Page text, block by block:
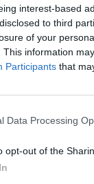
interest-based
to third
of your
This information
Participants that
Data Processing
opt-out of the